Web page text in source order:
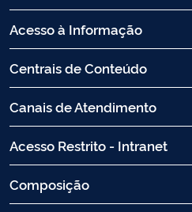
Acesso à Informação
Centrais de Conteúdo
Canais de Atendimento
Acesso Restrito - Intranet
Composição